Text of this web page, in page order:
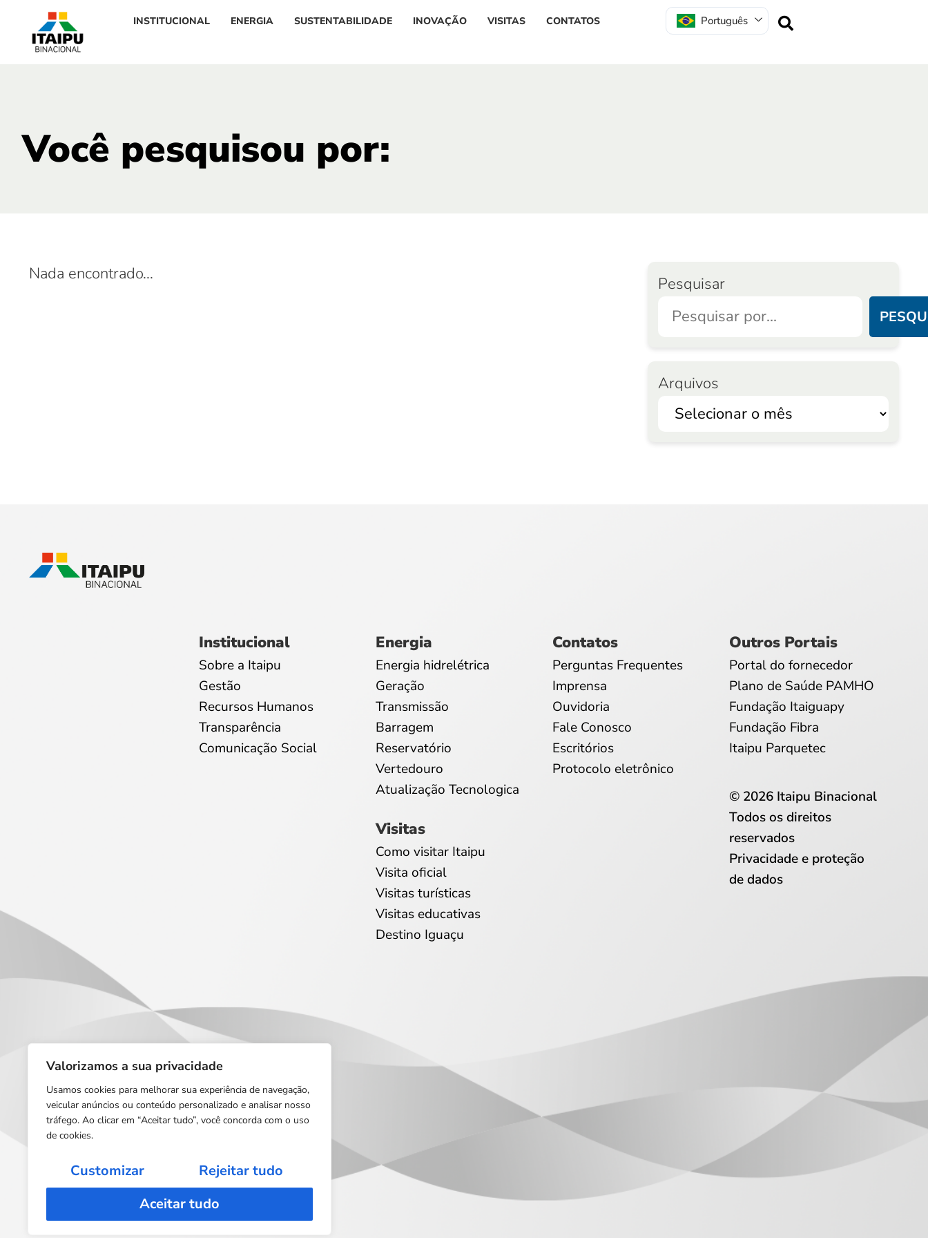
Valorizamos a sua privacidade
Usamos cookies para melhorar sua experiência de navegação,
veicular anúncios ou conteúdo personalizado e analisar nosso
tráfego. Ao clicar em “Aceitar tudo”, você concorda com o uso
de cookies.
Customizar
Rejeitar tudo
Aceitar tudo
INSTITUCIONAL ENERGIA SUSTENTABILIDADE INOVAÇÃO VISITAS CONTATOS Português
Você pesquisou por:
Nada encontrado... Pesquisar
Arquivos
Institucional
Sobre a Itaipu
Gestão
Recursos Humanos
Transparência
Comunicação Social
Energia
Energia hidrelétrica
Geração
Transmissão
Barragem
Reservatório
Vertedouro
Atualização Tecnologica
Visitas
Como visitar Itaipu
Visita oficial
Visitas turísticas
Visitas educativas
Destino Iguaçu
Contatos
Perguntas Frequentes
Imprensa
Ouvidoria
Fale Conosco
Escritórios
Protocolo eletrônico
Outros Portais
Portal do fornecedor
Plano de Saúde PAMHO
Fundação Itaiguapy
Fundação Fibra
Itaipu Parquetec
© 2026 Itaipu Binacional
Todos os direitos
reservados
Privacidade e proteção
de dados